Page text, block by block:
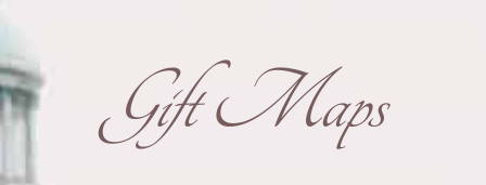
Gift Maps